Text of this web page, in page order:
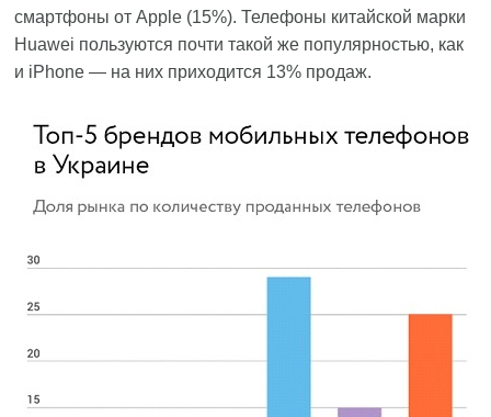
смартфоны от Apple (15%). Телефоны китайской марки
Huawei пользуются почти такой же популярностью, как
и iPhone — на них приходится 13% продаж.